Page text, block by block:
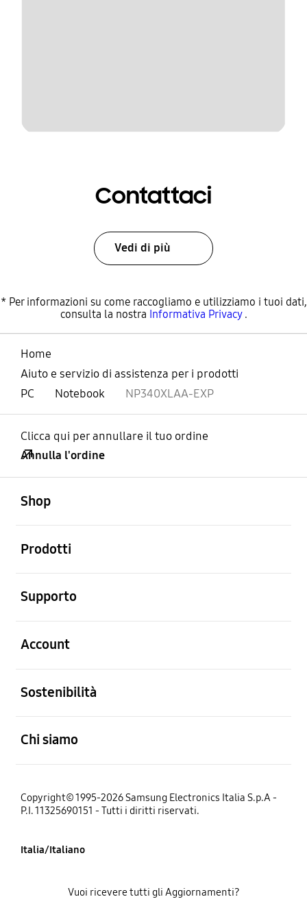
Contattaci
Vedi di più
* Per informazioni su come raccogliamo e utilizziamo i tuoi dati,
consulta la nostra Informativa Privacy.
Home
Aiuto e servizio di assistenza per i prodotti
PC
Notebook NP340XLAA-EXP
Clicca qui per annullare il tuo ordine
Annulla l'ordine
Shop
Prodotti
Supporto
Account
Sostenibilità
Chi siamo
Copyright© 1995-2026 Samsung Electronics Italia S.p.A -
P.I. 11325690151 - Tutti i diritti riservati.
Italia/Italiano
Vuoi ricevere tutti gli Aggiornamenti?